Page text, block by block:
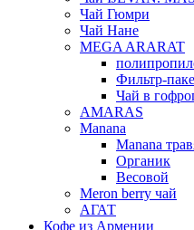
Чай Гюмри
Чай Нане
MEGA ARARAT
Фильтр-
Чай в
AMARAS
Manana
Manana
Органик
Весовой
Meron berry чай
АГАТ
Кофе из Армении